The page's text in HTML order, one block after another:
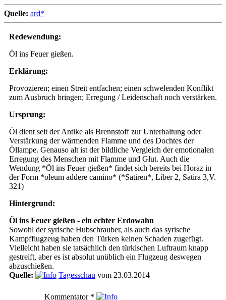
Quelle: ard*
Redewendung:
Öl ins Feuer gießen.
Erklärung:
Provozieren; einen Streit entfachen; einen schwelenden Konflikt
zum Ausbruch bringen; Erregung / Leidenschaft noch verstärken.
Ursprung:
Öl dient seit der Antike als Brennstoff zur Unterhaltung oder
Verstärkung der wärmenden Flamme und des Dochtes der
Öllampe. Genauso alt ist der bildliche Vergleich der emotionalen
Erregung des Menschen mit Flamme und Glut. Auch die
Wendung *Öl ins Feuer gießen* findet sich bereits bei Horaz in
der Form *oleum addere camino* (*Satiren*, Liber 2, Satira 3,V.
321)
Hintergrund:
Öl ins Feuer gießen - ein echter Erdowahn
Sowohl der syrische Hubschrauber, als auch das syrische
Kampfflugzeug haben den Türken keinen Schaden zugefügt.
Vielleicht haben sie tatsächlich den türkischen Luftraum knapp
gestreift, aber es ist absolut unüblich ein Flugzeug deswegen
abzuschießen.
Quelle:
Tagesschau vom 23.03.2014
Kommentator *